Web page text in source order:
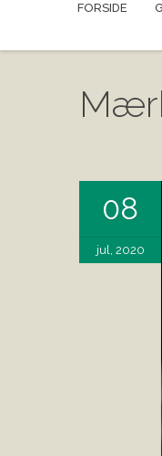
FORSIDE
08
jul, 2020